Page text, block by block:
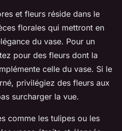
et fleurs réside dans le
florales qui mettront en
du vase. Pour un
pour des fleurs dont la
celle du vase. Si le
privilégiez des fleurs aux
surcharger la vue.
comme les tulipes ou les